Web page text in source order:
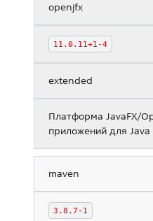
openjfx
11.0.11+1-4
extended
Платформа JavaFX/
приложений для Java
maven
3.8.7-1